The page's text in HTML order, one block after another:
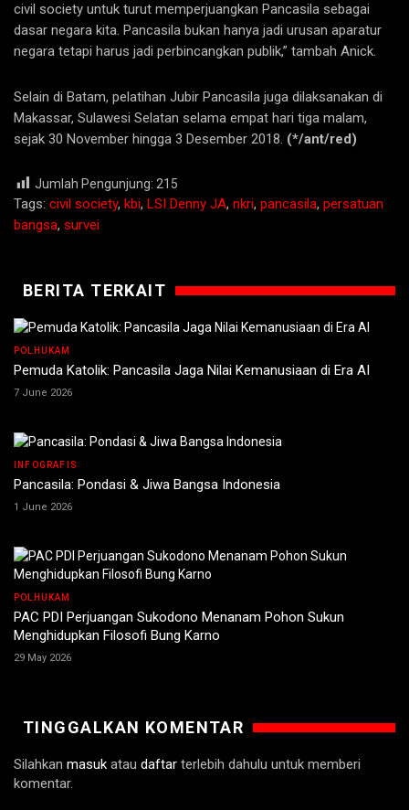
civil society untuk turut memperjuangkan Pancasila sebagai
dasar negara kita. Pancasila bukan hanya jadi urusan aparatur
negara tetapi harus jadi perbincangkan publik,” tambah Anick.
Selain di Batam, pelatihan Jubir Pancasila juga dilaksanakan di
Makassar, Sulawesi Selatan selama empat hari tiga malam,
sejak 30 November hingga 3 Desember 2018. (*/ant/red)
Jumlah Pengunjung: 215
Tags: civil society, kbi, LSI Denny JA, nkri, pancasila, persatuan
bangsa, survei
BERITA TERKAIT
POLHUKAM
Pemuda Katolik: Pancasila Jaga Nilai Kemanusiaan di Era AI
7 June 2026
INFOGRAFIS
Pancasila: Pondasi & Jiwa Bangsa Indonesia
1 June 2026
POLHUKAM
PAC PDI Perjuangan Sukodono Menanam Pohon Sukun
Menghidupkan Filosofi Bung Karno
29 May 2026
TINGGALKAN KOMENTAR
Silahkan masuk atau daftar terlebih dahulu untuk memberi
komentar.